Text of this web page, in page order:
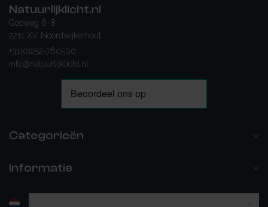
Natuurlijklicht.nl
Gooweg 6-8
2211 XV Noordwijkerhout
+31(0)252-760500
info@natuurlijklicht.nl
Categorieën
Informatie